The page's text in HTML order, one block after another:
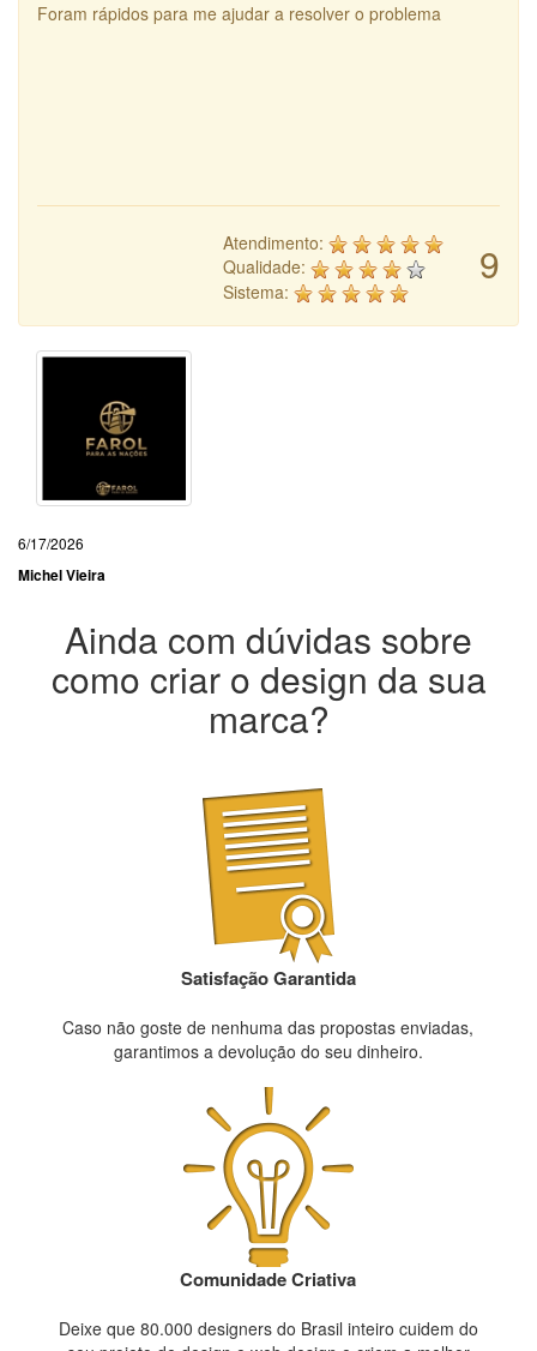
Foram rápidos para me ajudar a resolver o problema
9
Atendimento:
Qualidade:
Sistema:
6/17/2026
Michel Vieira
Ainda com dúvidas sobre
como criar o design da sua
marca?
Satisfação Garantida
Caso não goste de nenhuma das propostas enviadas,
garantimos a devolução do seu dinheiro.
Comunidade Criativa
Deixe que 80.000 designers do Brasil inteiro cuidem do